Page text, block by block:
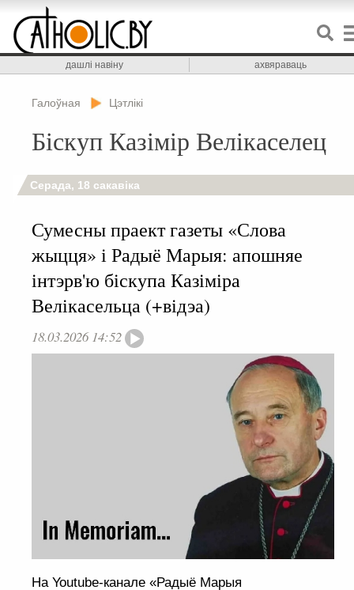
дашлі навіну ахвяраваць
Галоўная Цэтлікі
Біскуп Казімір Велікаселец
Серада, 18 сакавіка
Сумесны праект газеты «Слова
жыцця» і Радыё Марыя: апошняе
інтэрв'ю біскупа Казіміра
Велікасельца (+відэа)
18.03.2026 14:52
На Youtube-канале «Радыё Марыя